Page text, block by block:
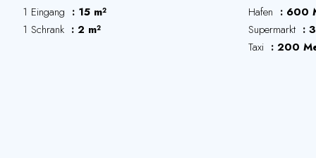
1 Eingang
15 m²
1 Schrank
2 m²
Hafen
600
Supermarkt
Taxi
200